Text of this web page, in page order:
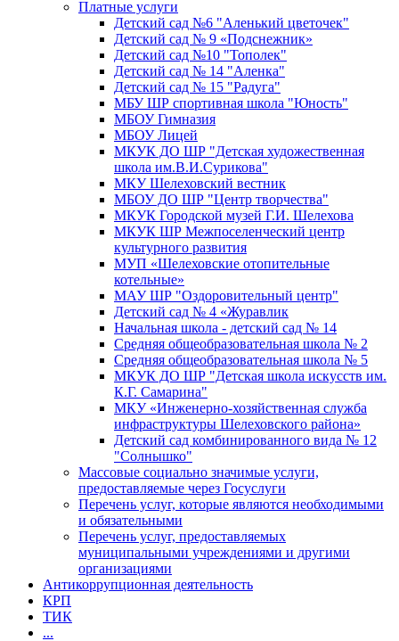
Платные услуги
Детский сад №6 "Аленький цветочек"
Детский сад № 9 «Подснежник»
Детский сад №10 "Тополек"
Детский сад № 14 "Аленка"
Детский сад № 15 "Радуга"
МБУ ШР спортивная школа "Юность"
МБОУ Гимназия
МБОУ Лицей
МКУК ДО ШР "Детская художественная
школа им.В.И.Сурикова"
МКУ Шелеховский вестник
МБОУ ДО ШР "Центр творчества"
МКУК Городской музей Г.И. Шелехова
МКУК ШР Межпоселенческий центр
культурного развития
МУП «Шелеховские отопительные
котельные»
МАУ ШР "Оздоровительный центр"
Детский сад № 4 «Журавлик
Начальная школа - детский сад № 14
Средняя общеобразовательная школа № 2
Средняя общеобразовательная школа № 5
МКУК ДО ШР "Детская школа искусств им.
К.Г. Самарина"
МКУ «Инженерно-хозяйственная служба
инфраструктуры Шелеховского района»
Детский сад комбинированного вида № 12
"Солнышко"
Массовые социально значимые услуги,
предоставляемые через Госуслуги
Перечень услуг, которые являются необходимыми
и обязательными
Перечень услуг, предоставляемых
муниципальными учреждениями и другими
организациями
Антикоррупционная деятельность
КРП
ТИК
...